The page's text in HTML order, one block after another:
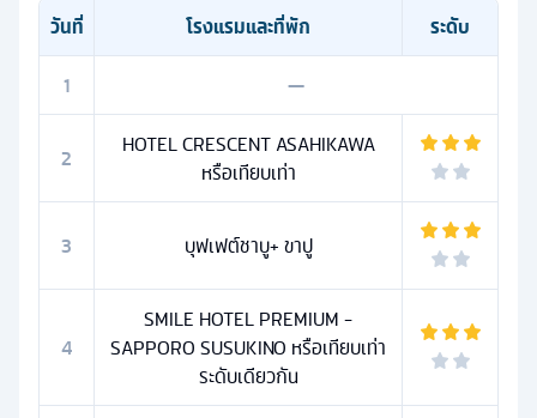
วันที่ โรงแรมและที่พัก
ระดับ
1
—
2
HOTEL CRESCENT ASAHIKAWA
หรือเทียบเท่า
3 บุฟเฟต์ชาบู+ ขาปู
4
SMILE HOTEL PREMIUM -
SAPPORO SUSUKINO หรือเทียบเท่า
ระดับเดียวกัน